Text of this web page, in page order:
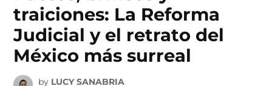
traiciones: La Reforma
Judicial y el retrato del
México más surreal
by LUCY SANABRIA